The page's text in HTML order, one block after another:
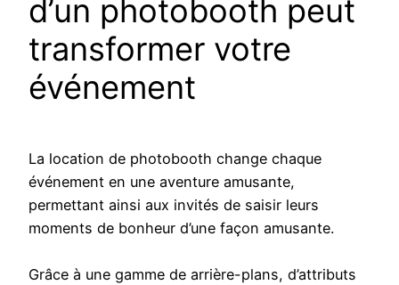
d’un photobooth peut
transformer votre
événement
La location de photobooth change chaque
événement en une aventure amusante,
permettant ainsi aux invités de saisir leurs
moments de bonheur d’une façon amusante.
Grâce à une gamme de arrière-plans, d’attributs